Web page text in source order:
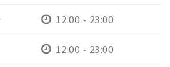
12:00 - 23:00
12:00 - 23:00